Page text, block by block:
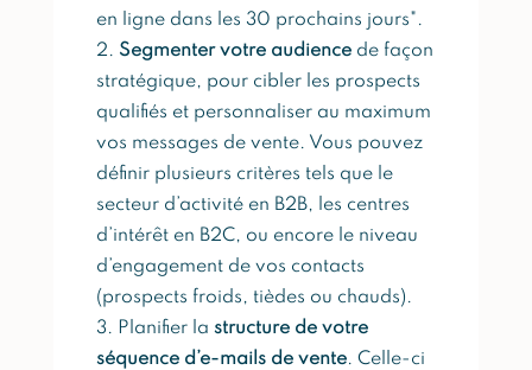
en ligne dans les 30 prochains jours".
Segmenter votre audiencede façon
stratégique, pour cibler les prospects
qualifiés et personnaliser au maximum
vos messages de vente. Vous pouvez
définir plusieurs critères tels que le
secteur d’activité en B2B, les centres
d’intérêt en B2C, ou encore le niveau
d’engagement de vos contacts
(prospects froids, tièdes ou chauds).
Planifier la structure de votre
séquence d’e-mails de vente. Celle-ci